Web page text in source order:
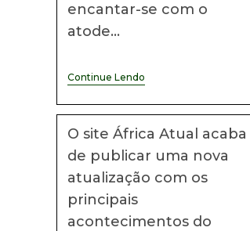
encantar-se com o
atode…
Continue LendoLivro
A
África
Que
Alguém
Te
Conta
O site África Atual acaba
de publicar uma nova
atualização com os
principais
acontecimentos do